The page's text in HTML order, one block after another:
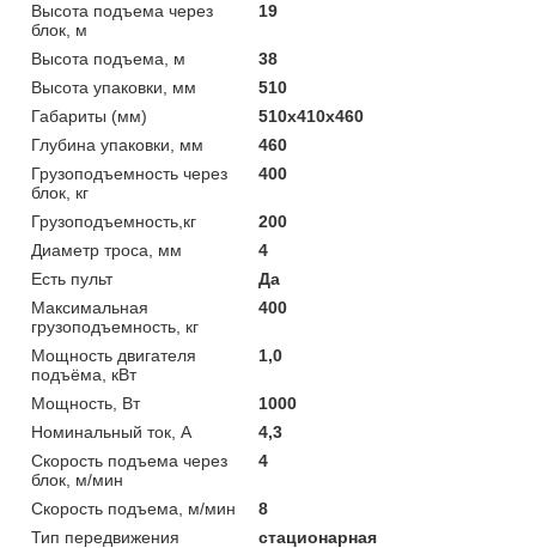
Высота подъема через
блок, м
19
Высота подъема, м
38
Высота упаковки, мм
510
Габариты (мм)
510х410х460
Глубина упаковки, мм
460
Грузоподъемность через
блок, кг
400
Грузоподъемность,кг
200
Диаметр троса, мм
4
Есть пульт
Да
Максимальная
грузоподъемность, кг
400
Мощность двигателя
подъёма, кВт
1,0
Мощность, Вт
1000
Номинальный ток, А
4,3
Скорость подъема через
блок, м/мин
4
Скорость подъема, м/мин
8
Тип передвижения
стационарная